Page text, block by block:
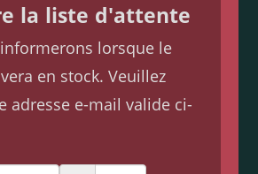
la liste d'attente
lorsque le
en stock. Veuillez
adresse e-mail valide ci-